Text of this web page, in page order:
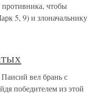
чтобы
5, 9) и злоначальнику
вел брань с
победителем из этой